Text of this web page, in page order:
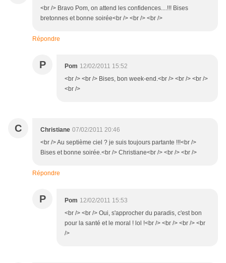
<br /> Bravo Pom, on attend les confidences....!!! Bises
bretonnes et bonne soirée<br /> <br /> <br />
Répondre
P Pom 12/02/2011 15:52
<br /> <br /> Bises, bon week-end.<br /> <br /> <br />
<br />
C Christiane 07/02/2011 20:46
<br /> Au septième ciel ? je suis toujours partante !!!<br />
Bises et bonne soirée.<br /> Christiane<br /> <br /> <br />
Répondre
P Pom 12/02/2011 15:53
<br /> <br /> Oui, s'approcher du paradis, c'est bon
pour la santé et le moral ! lol !<br /> <br /> <br /> <br
/>